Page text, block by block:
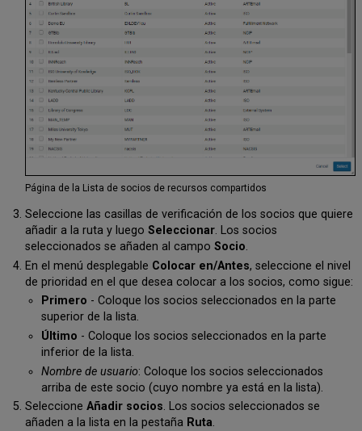
Página de la Lista de socios de recursos compartidos
Seleccione las casillas de verificación de los socios que quiere
añadir a la ruta y luego Seleccionar. Los socios
seleccionados se añaden al campo Socio.
En el menú desplegable Colocar en/Antes, seleccione el nivel
de prioridad en el que desea colocar a los socios, como sigue:
Primero - Coloque los socios seleccionados en la parte
superior de la lista.
Último - Coloque los socios seleccionados en la parte
inferior de la lista.
Nombre de usuario: Coloque los socios seleccionados
arriba de este socio (cuyo nombre ya está en la lista).
Seleccione Añadir socios. Los socios seleccionados se
añaden a la lista en la pestaña Ruta.